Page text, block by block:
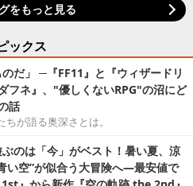
をもっと見る
ックス
のだ」 ─『FF11』と『ウィザードリ
フネ』、"優しくないRPG"の沼にど
話
が語る奥深さとは。
ぶのは「今」がベスト！暑い夏、涼
い空”が似合う大冒険へ―最安値で